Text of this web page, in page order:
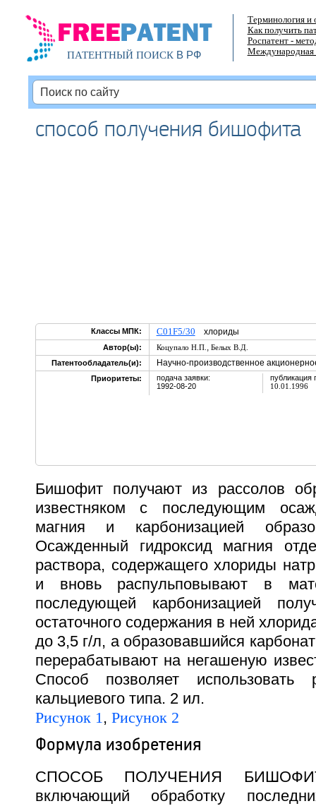
ПАТЕНТНЫЙ ПОИСКВ РФ
Терминология и
Как получить
Роспатент -
Международная
способ получения бишофита
Классы МПК: C01F5/30 хлориды
Автор(ы): Коцупало Н.П. , Белых В.Д.
Патентообладатель(и):
Научно-производственное
Приоритеты:
подача заявки:
1992-08-20
публикация
10.01.1996
Бишофит получают из рассолов
известняком с последующим
магния и карбонизацией
Осажденный гидроксид магния
раствора, содержащего хлориды
и вновь распульповывают в
последующей карбонизацией
остаточного содержания в ней
до 3,5 г/л, а образовавшийся
перерабатывают на негашеную
Способ позволяет использовать
кальциевого типа. 2 ил.
Рисунок 1, Рисунок 2
Формула изобретения
СПОСОБ ПОЛУЧЕНИЯ
включающий обработку